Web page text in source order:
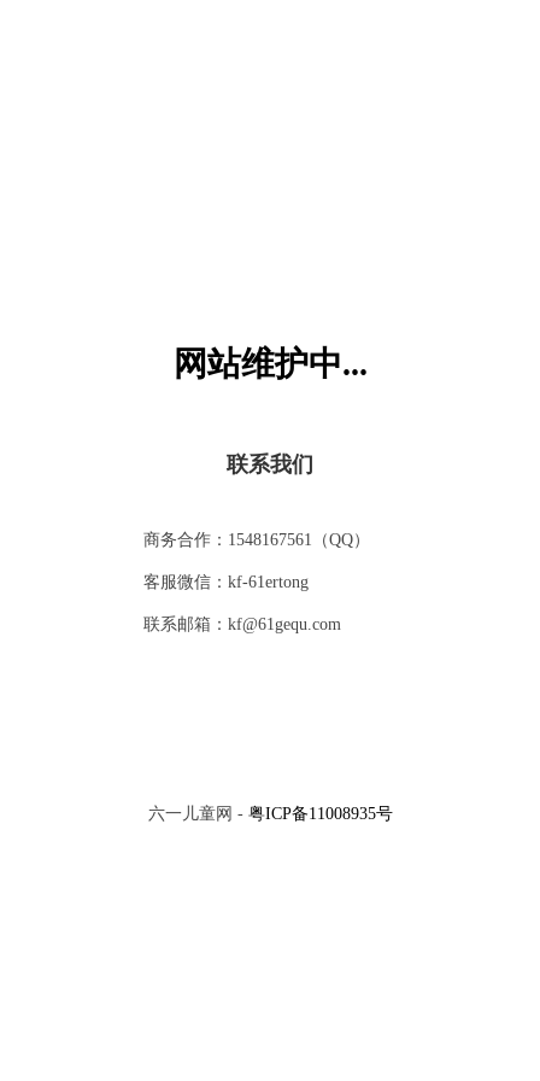
网站维护中...
联系我们
商务合作：1548167561（QQ）
客服微信：kf-61ertong
联系邮箱：kf@61gequ.com
六一儿童网 - 粤ICP备11008935号